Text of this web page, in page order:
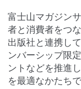
富士山マガジン
者と消費者をつ
出版社と連携し
ンバーシップ限
ントなどを推進
を最適なかたち